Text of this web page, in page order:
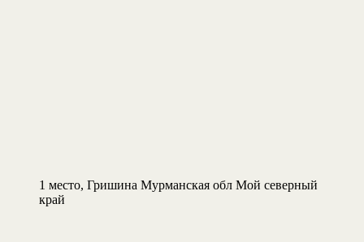
1 место, Гришина Мурманская обл Мой северный
край